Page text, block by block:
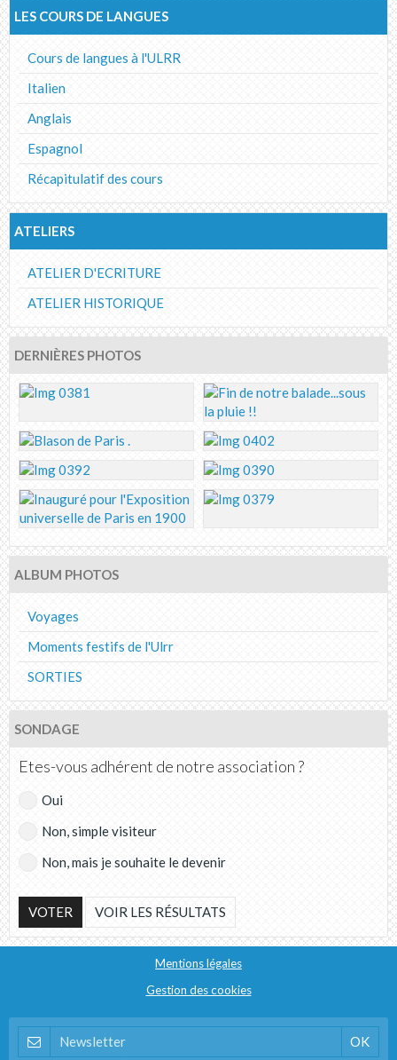
LES COURS DE LANGUES
Cours de langues à l'ULRR
Italien
Anglais
Espagnol
Récapitulatif des cours
ATELIERS
ATELIER D'ECRITURE
ATELIER HISTORIQUE
DERNIÈRES PHOTOS
ALBUM PHOTOS
Voyages
Moments festifs de l'Ulrr
SORTIES
SONDAGE
Etes-vous adhérent de notre association ?
Oui
Non, simple visiteur
Non, mais je souhaite le devenir
VOTER VOIR LES RÉSULTATS
Mentions légales
Gestion des cookies